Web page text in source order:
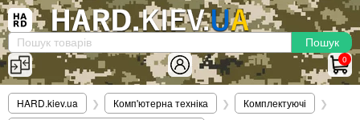
0
Вхід|Реєстрація×
(097)-938-03-73 Telegram WhatsApp
HARD.KIEV.UA
Послуги
HARD.kiev.ua ❯ Комп'ютерна техніка ❯ Комплектуючі
❯